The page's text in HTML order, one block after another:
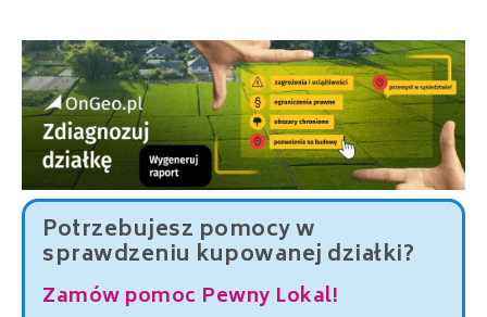
Potrzebujesz pomocy w
sprawdzeniu kupowanej działki?
Zamów pomoc Pewny Lokal!